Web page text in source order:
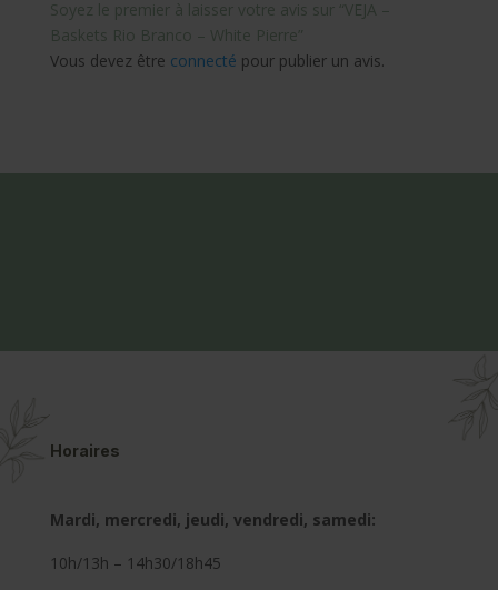
Soyez le premier à laisser votre avis sur “VEJA –
Baskets Rio Branco – White Pierre”
Vous devez être connecté pour publier un avis.
Horaires
Mardi, mercredi, jeudi, vendredi, samedi:
10h/13h – 14h30/18h45